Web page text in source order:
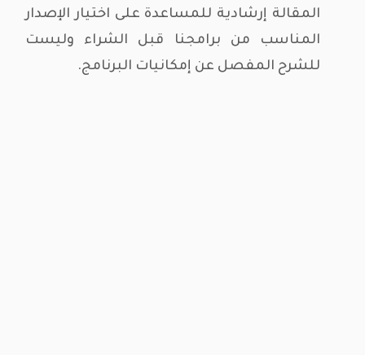
المقالة إرشادية للمساعدة على اختيار الإصدار
المناسب من برامجنا قبل الشراء وليست
للشرح المفصل عن إمكانيات البرنامج.